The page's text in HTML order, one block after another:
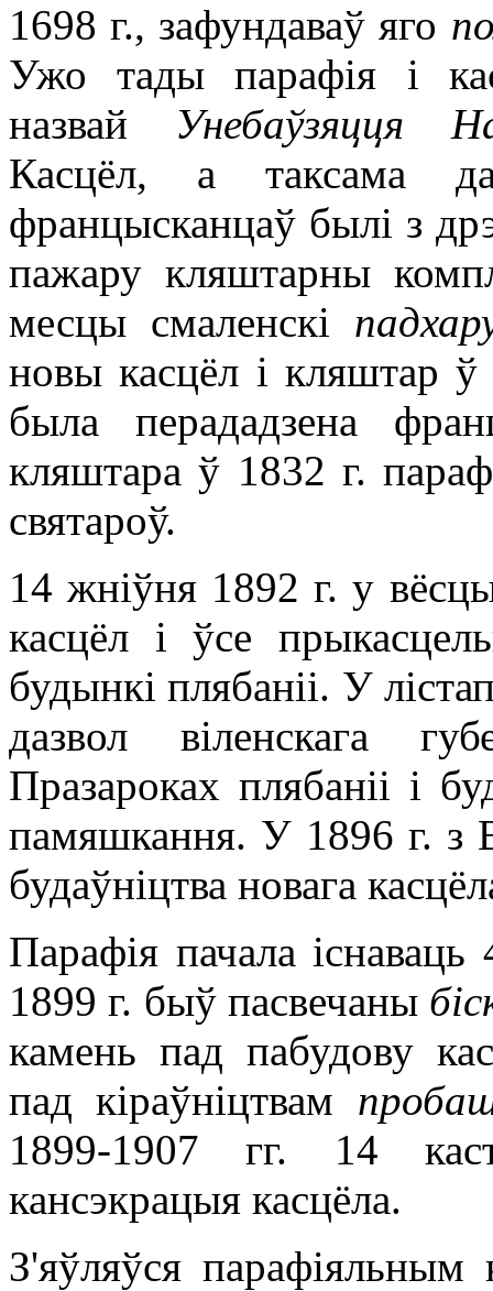
1698 г., зафундаваў яго
Ужо тады парафія і
назвай Унебаўзяцця
Касцёл, а таксама
францысканцаў былі з
пажару кляштарны
месцы смаленскі
новы касцёл і кляштар
была перададзена
кляштара ў 1832 г.
святароў.
14 жніўня 1892 г. у
касцёл і ўсе
будынкі плябаніі. У
дазвол віленскага
Празароках плябаніі і
памяшкання. У 1896 г. з
будаўніцтва новага
Парафія пачала
1899 г. быў пасвечаны
камень пад пабудову
пад кіраўніцтвам
1899-1907 гг. 14
кансэкрацыя касцёла.
З'яўляўся